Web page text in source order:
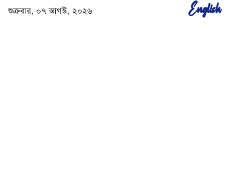
শুক্রবার, ০৭ আগস্ট, ২০২৬ English